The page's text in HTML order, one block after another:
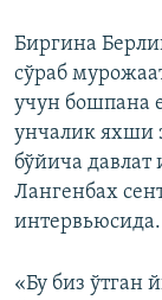
Биргина
сўраб
учун бошпана
унчалик яхши
бўйича давлат
Лангенбах
интервьюсида.
«Бу биз ўтган